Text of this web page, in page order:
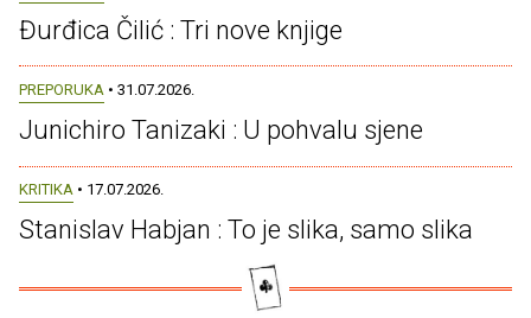
Đurđica Čilić : Tri nove knjige
PREPORUKA • 31.07.2026.
Junichiro Tanizaki : U pohvalu sjene
KRITIKA • 17.07.2026.
Stanislav Habjan : To je slika, samo slika